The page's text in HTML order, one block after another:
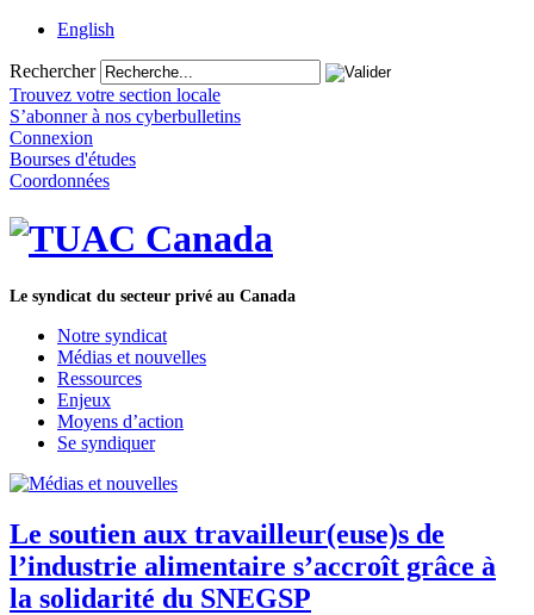
English
Rechercher
Trouvez votre section locale
S’abonner à nos cyberbulletins
Connexion
Bourses d'études
Coordonnées
Le syndicat du secteur privé au Canada
Notre syndicat
Médias et nouvelles
Ressources
Enjeux
Moyens d’action
Se syndiquer
Le soutien aux travailleur(euse)s de
l’industrie alimentaire s’accroît grâce à
la solidarité du SNEGSP